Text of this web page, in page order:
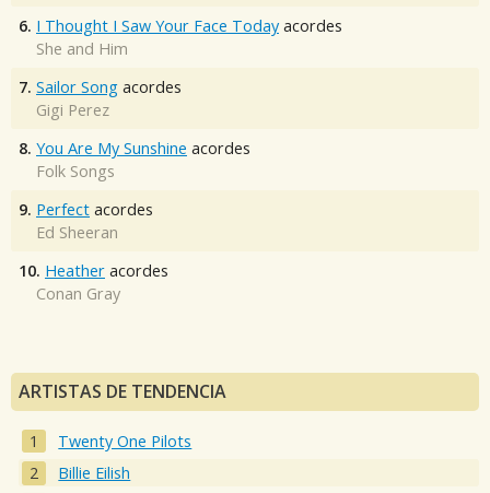
6. I Thought I Saw Your Face Today acordes
She and Him
7. Sailor Song acordes
Gigi Perez
8. You Are My Sunshine acordes
Folk Songs
9. Perfect acordes
Ed Sheeran
10. Heather acordes
Conan Gray
ARTISTAS DE TENDENCIA
Twenty One Pilots
Billie Eilish